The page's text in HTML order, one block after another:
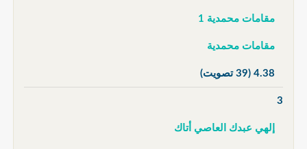
مقامات محمدية 1
مقامات محمدية
4.38 (39 تصويت)
3
إلهي عبدك العاصي أتاك